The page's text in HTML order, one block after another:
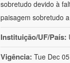
sobretudo devido à
paisagem sobretudo
Instituição/UF/País:
Vigência: Tue Dec